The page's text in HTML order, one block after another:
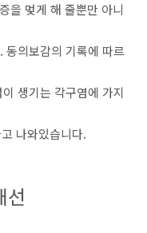
을 멎게 해 줄뿐만 아니
동의보감의 기록에 따르
생기는 각구염에 가지
나와있습니다.
선